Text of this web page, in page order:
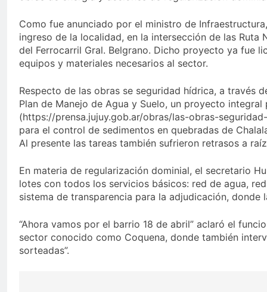
Como fue anunciado por el ministro de
ingreso de la localidad, en la intersección de las Ruta
del Ferrocarril Gral. Belgrano. Dicho proyecto ya fue
equipos y materiales necesarios al sector.
Respecto de las obras se seguridad hídrica, a través
Plan de Manejo de Agua y Suelo, un proyecto
(https://prensa.jujuy.gob.ar/obras/las-obras-
para el control de sedimentos en quebradas de
Al presente las tareas también sufrieron retrasos a
En materia de regularización dominial, el secretario
lotes con todos los servicios básicos: red de agua,
sistema de transparencia para la adjudicación,
“Ahora vamos por el barrio 18 de abril” aclaró el
sector conocido como Coquena, donde también
sorteadas”.